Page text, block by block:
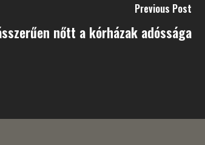
Previous Post
nőtt a kórházak adóssága